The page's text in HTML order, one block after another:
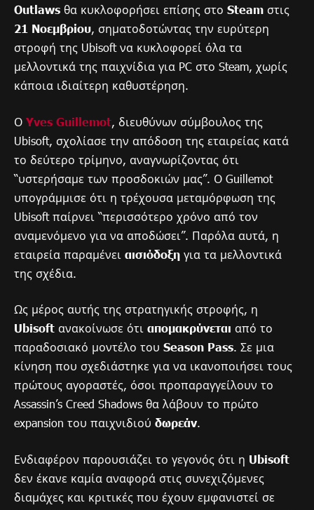
Outlaws θα κυκλοφορήσει επίσης στο Steam στις
21 Νοεμβρίου, σηματοδοτώντας την ευρύτερη
στροφή της Ubisoft να κυκλοφορεί όλα τα
μελλοντικά της παιχνίδια για PC στο Steam, χωρίς
κάποια ιδιαίτερη καθυστέρηση.
Ο Yves Guillemot, διευθύνων σύμβουλος της
Ubisoft, σχολίασε την απόδοση της εταιρείας κατά
το δεύτερο τρίμηνο, αναγνωρίζοντας ότι
“υστερήσαμε των προσδοκιών μας”. Ο Guillemot
υπογράμμισε ότι η τρέχουσα μεταμόρφωση της
Ubisoft παίρνει “περισσότερο χρόνο από τον
αναμενόμενο για να αποδώσει”. Παρόλα αυτά, η
εταιρεία παραμένει αισιόδοξη για τα μελλοντικά
της σχέδια.
Ως μέρος αυτής της στρατηγικής στροφής, η
Ubisoft ανακοίνωσε ότι απομακρύνεται από το
παραδοσιακό μοντέλο του Season Pass. Σε μια
κίνηση που σχεδιάστηκε για να ικανοποιήσει τους
πρώτους αγοραστές, όσοι προπαραγγείλουν το
Assassin’s Creed Shadows θα λάβουν το πρώτο
expansion του παιχνιδιού δωρεάν.
Ενδιαφέρον παρουσιάζει το γεγονός ότι η Ubisoft
δεν έκανε καμία αναφορά στις συνεχιζόμενες
διαμάχες και κριτικές που έχουν εμφανιστεί σε